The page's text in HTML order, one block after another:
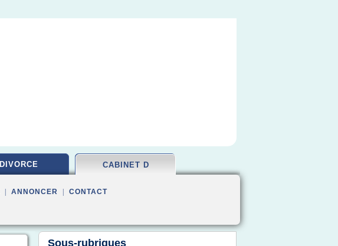
DIVORCE CABINET D
ANNONCER CONTACT
Sous-rubriques